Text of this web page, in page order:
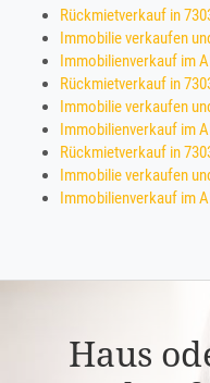
Rückmietverkauf in
Immobilie verkaufen
Immobilienverkauf im
Rückmietverkauf in
Immobilie verkaufen
Immobilienverkauf im
Rückmietverkauf in
Immobilie verkaufen
Immobilienverkauf im
Haus